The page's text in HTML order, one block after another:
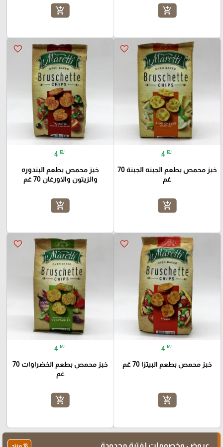
add_shopping_cart
add_shopping_cart
favorite_border
4 ₪
خبز محمص بطعم الجبنه الجبنة 70
غم
add_shopping_cart
favorite_border
4 ₪
خبز محمص بطعم البندوره
والزيتون والاورغان 70 غم
add_shopping_cart
favorite_border
4 ₪
خبز محمص بطعم البيتزا 70 غم
add_shopping_cart
favorite_border
4 ₪
خبز محمص بطعم الخضراوات 70
غم
add_shopping_cart
عروض وخصومات لفترة محدودة 18 منتج